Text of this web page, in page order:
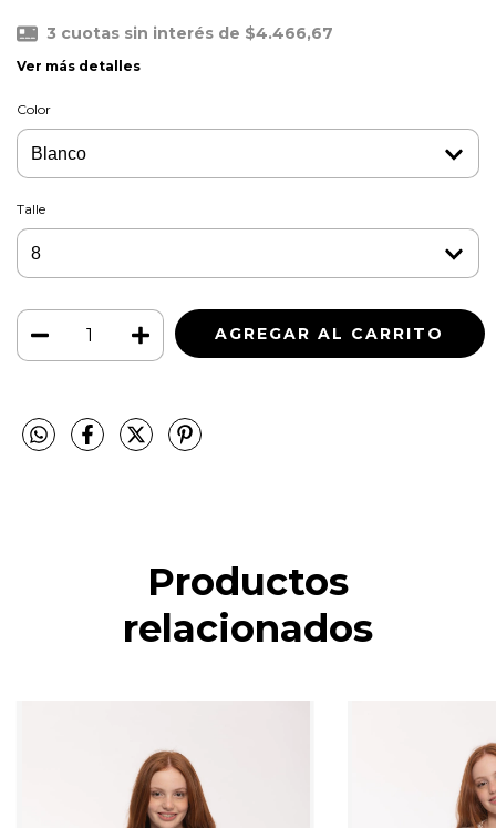
3 cuotas sin interés de $4.466,67
Ver más detalles
Color
Talle
Productos
relacionados